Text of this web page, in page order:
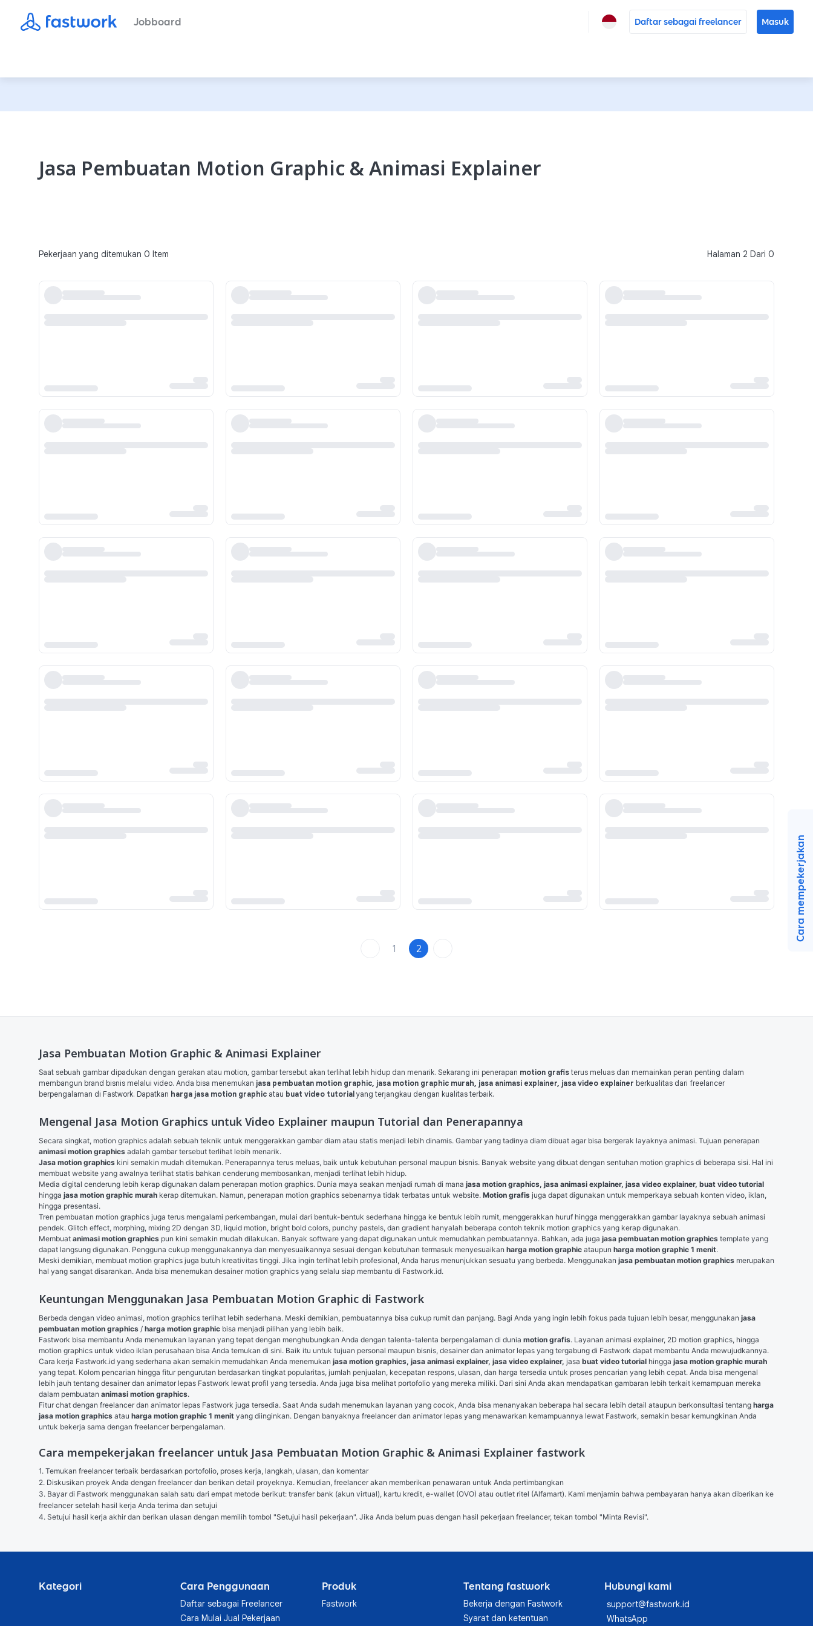
Jobboard Daftar sebagai freelancer Masuk
Jasa Pembuatan Motion Graphic & Animasi Explainer
Pekerjaan yang ditemukan 0 Item Halaman 2 Dari 0
1 2
Jasa Pembuatan Motion Graphic & Animasi Explainer
Saat sebuah gambar dipadukan dengan gerakan atau motion, gambar tersebut akan terlihat lebih hidup dan menarik. Sekarang ini penerapan motion grafis terus meluas dan memainkan peran penting dalam
membangun brand bisnis melalui video. Anda bisa menemukan jasa pembuatan motion graphic, jasa motion graphic murah, jasa animasi explainer, jasa video explainer berkualitas dari freelancer
berpengalaman di Fastwork. Dapatkan harga jasa motion graphic atau buat video tutorial yang terjangkau dengan kualitas terbaik.
Mengenal Jasa Motion Graphics untuk Video Explainer maupun Tutorial dan Penerapannya
animasi motion graphics adalah gambar tersebut terlihat lebih menarik.
Jasa motion graphics kini semakin mudah ditemukan. Penerapannya terus meluas, baik untuk kebutuhan personal maupun bisnis. Banyak website yang dibuat dengan sentuhan motion graphics di beberapa sisi. Hal ini
membuat website yang awalnya terlihat statis bahkan cenderung membosankan, menjadi terlihat lebih hidup.
Media digital cenderung lebih kerap digunakan dalam penerapan motion graphics. Dunia maya seakan menjadi rumah di mana
hingga jasa motion graphic murah kerap ditemukan. Namun, penerapan motion graphics sebenarnya tidak terbatas untuk website. Motion grafis juga dapat digunakan untuk memperkaya sebuah konten video, iklan,
hingga presentasi.
Tren pembuatan motion graphics juga terus mengalami perkembangan, mulai dari bentuk-bentuk sederhana hingga ke bentuk lebih rumit, menggerakkan huruf hingga menggerakkan gambar layaknya sebuah animasi
pendek. Glitch effect, morphing, mixing 2D dengan 3D, liquid motion, bright bold colors, punchy pastels, dan gradient hanyalah beberapa contoh teknik motion graphics yang kerap digunakan.
Membuat animasi motion graphics pun kini semakin mudah dilakukan. Banyak software yang dapat digunakan untuk memudahkan pembuatannya. Bahkan, ada juga jasa pembuatan motion graphics template yang
dapat langsung digunakan. Pengguna cukup menggunakannya dan menyesuaikannya sesuai dengan kebutuhan termasuk menyesuaikan harga motion graphic ataupun harga motion graphic 1 menit.
Meski demikian, membuat motion graphics juga butuh kreativitas tinggi. Jika ingin terlihat lebih profesional, Anda harus menunjukkan sesuatu yang berbeda. Menggunakan jasa pembuatan motion graphics merupakan
hal yang sangat disarankan. Anda bisa menemukan desainer motion graphics yang selalu siap membantu di Fastwork.id.
Keuntungan Menggunakan Jasa Pembuatan Motion Graphic di Fastwork
Berbeda dengan video animasi, motion graphics terlihat lebih sederhana. Meski demikian, pembuatannya bisa cukup rumit dan panjang. Bagi Anda yang ingin lebih fokus pada tujuan lebih besar, menggunakan jasa
pembuatan motion graphics / harga motion graphic bisa menjadi pilihan yang lebih baik.
Fastwork bisa membantu Anda menemukan layanan yang tepat dengan menghubungkan Anda dengan talenta-talenta berpengalaman di dunia motion grafis. Layanan animasi explainer, 2D motion graphics, hingga
motion graphics untuk video iklan perusahaan bisa Anda temukan di sini. Baik itu untuk tujuan personal maupun bisnis, desainer dan animator lepas yang tergabung di Fastwork dapat membantu Anda mewujudkannya.
Cara kerja Fastwork.id yang sederhana akan semakin memudahkan Anda menemukan jasa motion graphics, jasa animasi explainer, jasa video explainer, jasa buat video tutorial hingga
yang tepat. Kolom pencarian hingga fitur pengurutan berdasarkan tingkat popularitas, jumlah penjualan, kecepatan respons, ulasan, dan harga tersedia untuk proses pencarian yang lebih cepat. Anda bisa mengenal
lebih jauh tentang desainer dan animator lepas Fastwork lewat profil yang tersedia. Anda juga bisa melihat portofolio yang mereka miliki. Dari sini Anda akan mendapatkan gambaran lebih terkait kemampuan mereka
dalam pembuatan animasi motion graphics.
Fitur chat dengan freelancer dan animator lepas Fastwork juga tersedia. Saat Anda sudah menemukan layanan yang cocok, Anda bisa menanyakan beberapa hal secara lebih detail ataupun berkonsultasi tentang harga
jasa motion graphics atau harga motion graphic 1 menit yang diinginkan. Dengan banyaknya freelancer dan animator lepas yang menawarkan kemampuannya lewat Fastwork, semakin besar kemungkinan Anda
untuk bekerja sama dengan freelancer berpengalaman.
Cara mempekerjakan freelancer untuk Jasa Pembuatan Motion Graphic & Animasi Explainer fastwork
1. Temukan freelancer terbaik berdasarkan portofolio, proses kerja, langkah, ulasan, dan komentar
2. Diskusikan proyek Anda dengan freelancer dan berikan detail proyeknya. Kemudian, freelancer akan memberikan penawaran untuk Anda pertimbangkan
3. Bayar di Fastwork menggunakan salah satu dari empat metode berikut: transfer bank (akun virtual), kartu kredit, e-wallet (OVO) atau outlet ritel (Alfamart). Kami menjamin bahwa pembayaran hanya akan diberikan ke
freelancer setelah hasil kerja Anda terima dan setujui
4. Setujui hasil kerja akhir dan berikan ulasan dengan memilih tombol "Setujui hasil pekerjaan". Jika Anda belum puas dengan hasil pekerjaan freelancer, tekan tombol "Minta Revisi".
Cara mempekerjakan
Kategori Cara Penggunaan
Daftar sebagai Freelancer
Cara Mulai Jual Pekerjaan
Produk
Fastwork
Tentang fastwork
Bekerja dengan Fastwork
Syarat dan ketentuan
Hubungi kami
support@fastwork.id
WhatsApp